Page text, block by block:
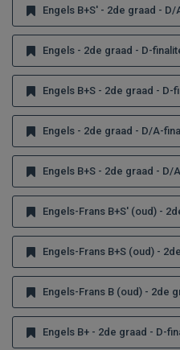
Engels B+S' - 2de graad -
Engels - 2de graad - D-
Engels B+S - 2de graad - D-
Engels - 2de graad - D/A-
Engels B+S - 2de graad - D/
Engels-Frans B+S' (oud) -
Engels-Frans B+S (oud) -
Engels-Frans B (oud) - 2de
Engels B+ - 2de graad - D-